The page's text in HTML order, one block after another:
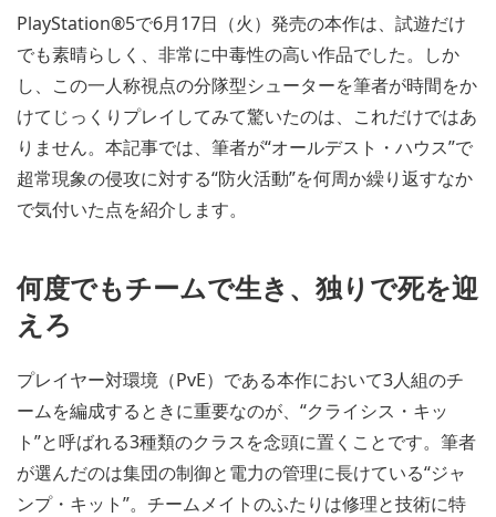
PlayStation®5で6月17日（火）発売の本作は、試遊だけ
でも素晴らしく、非常に中毒性の高い作品でした。しか
し、この一人称視点の分隊型シューターを筆者が時間をか
けてじっくりプレイしてみて驚いたのは、これだけではあ
りません。本記事では、筆者が“オールデスト・ハウス”で
超常現象の侵攻に対する“防火活動”を何周か繰り返すなか
で気付いた点を紹介します。
何度でもチームで生き、独りで死を迎
えろ
プレイヤー対環境（PvE）である本作において3人組のチ
ームを編成するときに重要なのが、“クライシス・キッ
ト”と呼ばれる3種類のクラスを念頭に置くことです。筆者
が選んだのは集団の制御と電力の管理に長けている“ジャ
ンプ・キット”。チームメイトのふたりは修理と技術に特